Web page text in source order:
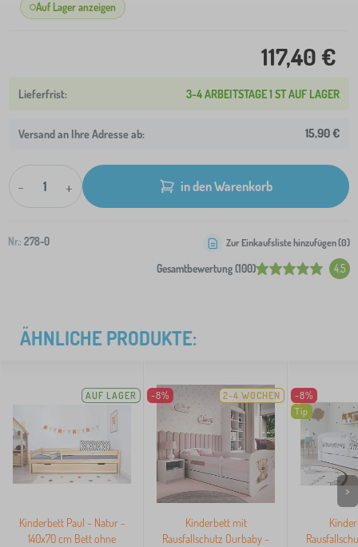
Auf Lager anzeigen
117,40 €
3-4 ARBEITSTAGE 1 ST AUF LAGER
Versand an Ihre Adresse ab: 15,90 €
- + in den Warenkorb
Nr.: 278-0
Gesamtbewertung (100) 4.5
Zur Einkaufsliste hinzufügen (0)
ÄHNLICHE PRODUKTE:
AUF LAGER
Kinderbett Paul - Natur -
140x70 cm Bett ohne
-8% 2-4 WOCHEN
Kinderbett mit
Rausfallschutz Ourbaby -
-8%
Tip
>